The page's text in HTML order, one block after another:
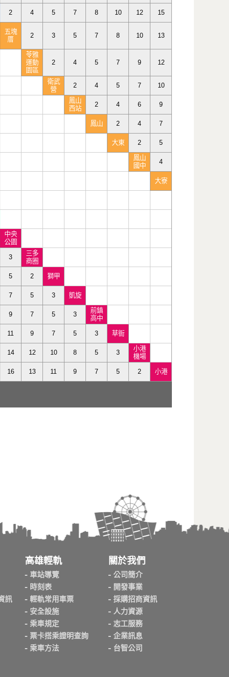
2 4 5 7 8 10 12 15
五塊
厝
2 3 5 7 8 10 13
苓雅
運動
園區
2 4 5 7 9 12
衛武
營
2 4 5 7 10
鳳山
西站
2 4 6 9
鳳山 2 4 7
大東 2 5
鳳山
國中
4
大寮
中央
公園
3
三多
商圈
5 2 獅甲
7 5 3 凱旋
9 7 5 3
前鎮
高中
11 9 7 5 3 草衙
14 12 10 8 5 3
小港
機場
16 13 11 9 7 5 2 小港
訊
高雄輕軌
車站導覽
時刻表
輕軌常用車票
安全設施
乘車規定
票卡搭乘證明查詢
乘車方法
關於我們
公司簡介
開發事業
採購招商資訊
人力資源
志工服務
企業訊息
台智公司